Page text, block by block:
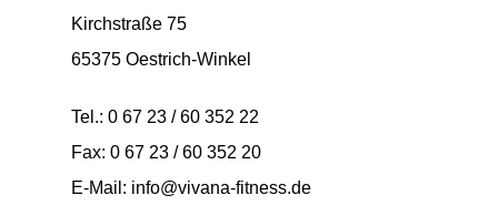
Kirchstraße 75
65375 Oestrich-Winkel
Tel.: 0 67 23 / 60 352 22
Fax: 0 67 23 / 60 352 20
E-Mail: info@vivana-fitness.de